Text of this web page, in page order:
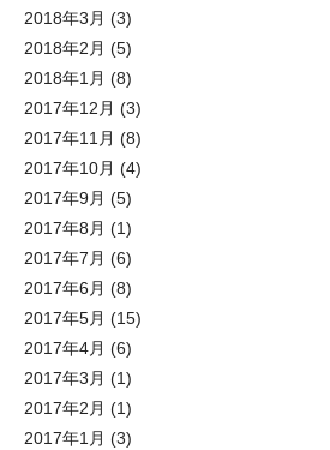
2018年3月 (3)
2018年2月 (5)
2018年1月 (8)
2017年12月 (3)
2017年11月 (8)
2017年10月 (4)
2017年9月 (5)
2017年8月 (1)
2017年7月 (6)
2017年6月 (8)
2017年5月 (15)
2017年4月 (6)
2017年3月 (1)
2017年2月 (1)
2017年1月 (3)